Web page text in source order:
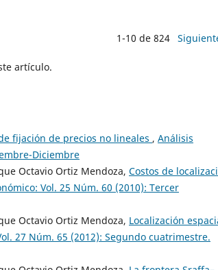
1-10 de 824
artículo.
fijación de precios no lineales , Análisis
Diciembre
Octavio Ortiz Mendoza, Costos de
Vol. 25 Núm. 60 (2010): Tercer
Octavio Ortiz Mendoza, Localización
27 Núm. 65 (2012): Segundo cuatrimestre.